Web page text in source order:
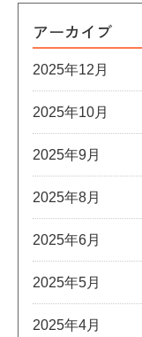
アーカイブ
2025年12月
2025年10月
2025年9月
2025年8月
2025年6月
2025年5月
2025年4月